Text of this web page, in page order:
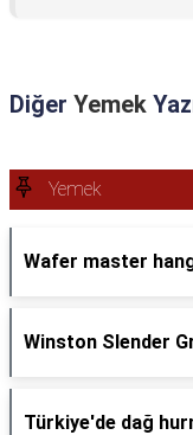
Diğer Yemek
Yemek
Wafer master
Winston Slender
Türkiye'de dağ